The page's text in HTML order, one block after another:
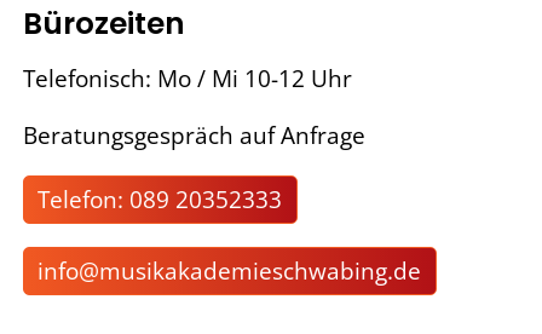
Bürozeiten
Telefonisch: Mo / Mi 10-12 Uhr
Beratungsgespräch auf Anfrage
Telefon: 089 20352333
nf m s k k d m schw b ng d